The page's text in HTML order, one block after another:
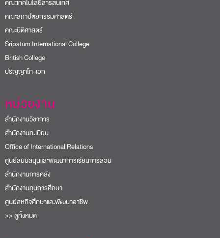
คณะเทคโนโลยีสารสนเทศ
คณะสถาปัตยกรรมศาสตร์
คณะนิติศาสตร์
Sripatum International College
British College
ปริญญาโท-เอก
หน่วยงาน
สำนักงานวิชาการ
สำนักงานทะเบียน
Office of International Relations
ศูนย์สนับสนุนและพัฒนาการเรียนการสอน
สำนักงานการคลัง
สำนักงานทุนการศึกษา
ศูนย์สหกิจศึกษาและพัฒนาอาชีพ
>> ดูทั้งหมด